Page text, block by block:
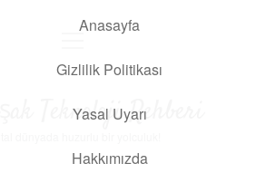
Anasayfa
Gizlilik Politikası
Yasal Uyarı
Hakkımızda
Teknoloji Rehberi